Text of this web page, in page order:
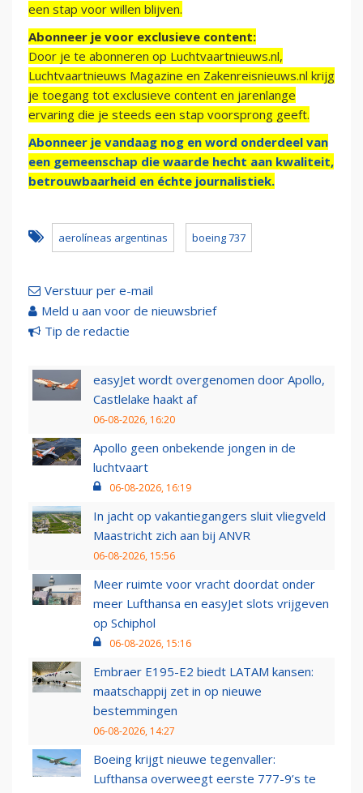
een stap voor willen blijven.
Abonneer je voor exclusieve content:
Door je te abonneren op Luchtvaartnieuws.nl,
Luchtvaartnieuws Magazine en Zakenreisnieuws.nl krijg
je toegang tot exclusieve content en jarenlange
ervaring die je steeds een stap voorsprong geeft.
Abonneer je vandaag nog en word onderdeel van
een gemeenschap die waarde hecht aan kwaliteit,
betrouwbaarheid en échte journalistiek.
aerolíneas argentinas boeing 737
Verstuur per e-mail
Meld u aan voor de nieuwsbrief
Tip de redactie
easyJet wordt overgenomen door Apollo,
Castlelake haakt af
06-08-2026, 16:20
Apollo geen onbekende jongen in de
luchtvaart
06-08-2026, 16:19
In jacht op vakantiegangers sluit vliegveld
Maastricht zich aan bij ANVR
06-08-2026, 15:56
Meer ruimte voor vracht doordat onder
meer Lufthansa en easyJet slots vrijgeven
op Schiphol
06-08-2026, 15:16
Embraer E195-E2 biedt LATAM kansen:
maatschappij zet in op nieuwe
bestemmingen
06-08-2026, 14:27
Boeing krijgt nieuwe tegenvaller:
Lufthansa overweegt eerste 777-9’s te